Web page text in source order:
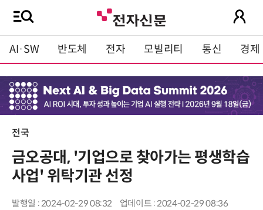
AI·SW 반도체 전자 모빌리티 통신 경제
전국
금오공대, '기업으로 찾아가는 평생학습
사업' 위탁기관 선정
발행일 : 2024-02-29 08:32 업데이트 : 2024-02-29 08:36